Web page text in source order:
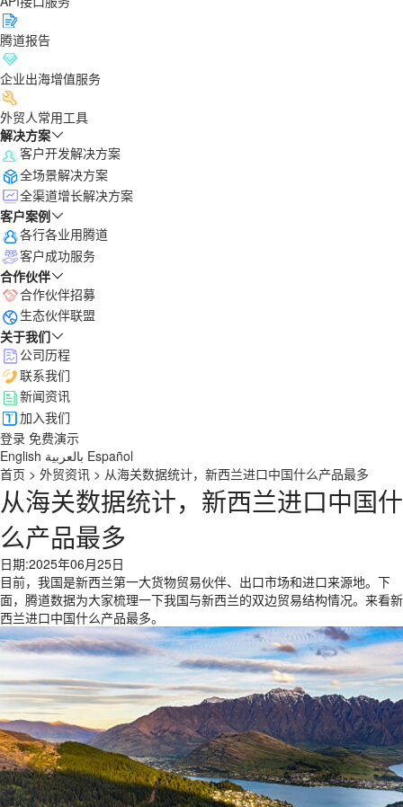
腾道报告
企业出海增值服务
外贸人常用工具
解决方案
客户开发解决方案
全场景解决方案
全渠道增长解决方案
客户案例
各行各业用腾道
客户成功服务
合作伙伴
合作伙伴招募
生态伙伴联盟
关于我们
公司历程
联系我们
新闻资讯
加入我们
登录 免费演示
English بالعربية Español
首页 > 外贸资讯 > 从海关数据统计，新西兰进口中国什么产品最多
从海关数据统计，新西兰进口中国什
么产品最多
日期:2025年06月25日
目前，我国是新西兰第一大货物贸易伙伴、出口市场和进口来源地。下
面，腾道数据为大家梳理一下我国与新西兰的双边贸易结构情况。来看新
西兰进口中国什么产品最多。